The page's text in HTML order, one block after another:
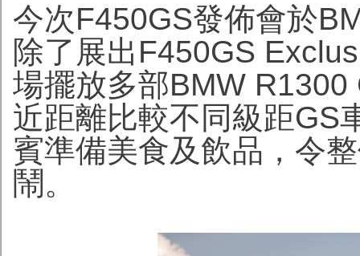
今次F450GS發佈會於
除了展出F450GS
場擺放多部BMW
近距離比較不同級距GS
賓準備美食及飲品，令
鬧。